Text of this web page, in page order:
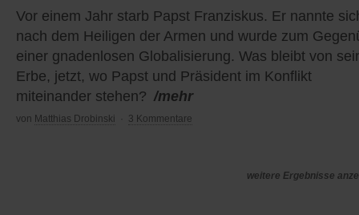
Vor einem Jahr starb Papst Franziskus. Er nannte
nach dem Heiligen der Armen und wurde zum
einer gnadenlosen Globalisierung. Was bleibt von
Erbe, jetzt, wo Papst und Präsident im Konflikt
miteinander stehen? /mehr
von Matthias Drobinski 3 Kommentare
weitere Ergebnisse